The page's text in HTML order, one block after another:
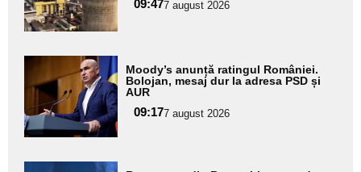
subtitlu
09:477 august 2026
Adaugă
aici textul
pentru
subtitlu
Moody’s anunță ratingul României.
Bolojan, mesaj dur la adresa PSD și
AUR
09:177 august 2026